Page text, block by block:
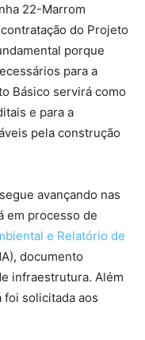
22-Marrom
do Projeto
porque
para a
Básico servirá como
e para a
pela construção
avançando nas
em processo de
e Relatório de
documento
infraestrutura. Além
foi solicitada aos